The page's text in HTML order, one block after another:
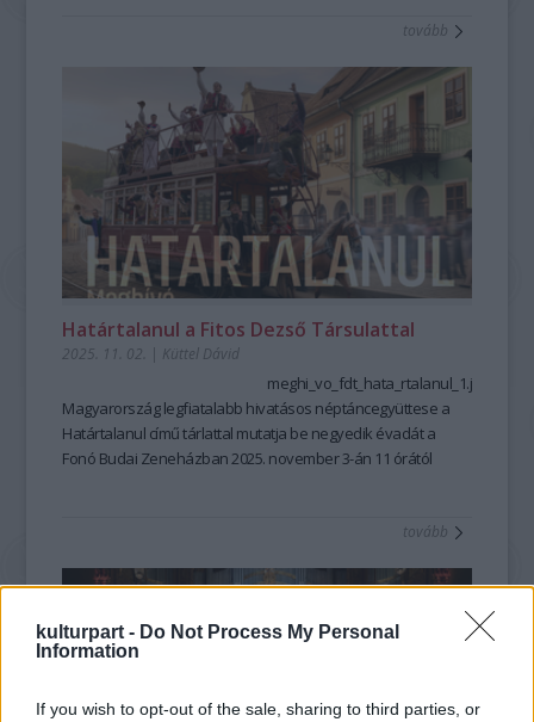
kulturpart - Do Not Process My Personal
Information
If you wish to opt-out of the sale, sharing to third parties, or
balkáni örömzene egész kontinenseket hódít meg. Ezúttal
szaxofonművész, Oláh Kálmán Jr. csatlakozott hozzájuk, új
árnyalatokkal gazdagítva az amúgy is sodró hangzásvilágot.
tovább
Határtalanul a Fitos Dezső Társulattal
2025. 11. 02. | Küttel Dávid
meghi_vo_fdt_hata_rtalanul_1.jpg
Magyarország legfiatalabb hivatásos néptáncegyüttese a
Határtalanul című tárlattal mutatja be negyedik évadáta
Fonó Budai Zeneházban2025. november 3-án 11 órától
Papp Kornél
Vasúttörténeti Parkbankészültek. A társulat jelmezeiből is
megszokhattuk, a társulat tagjai lendületes élő táncképekkel
is színesítik az eseményt.
melyetKányádi Sándor Előhangcímű verséből választottak:
tovább